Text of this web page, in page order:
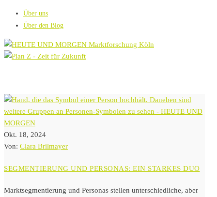
Über uns
Über den Blog
Okt. 18, 2024
Von: Clara Brilmayer
SEGMENTIERUNG UND PERSONAS: EIN STARKES DUO
Marktsegmentierung und Personas stellen unterschiedliche, aber